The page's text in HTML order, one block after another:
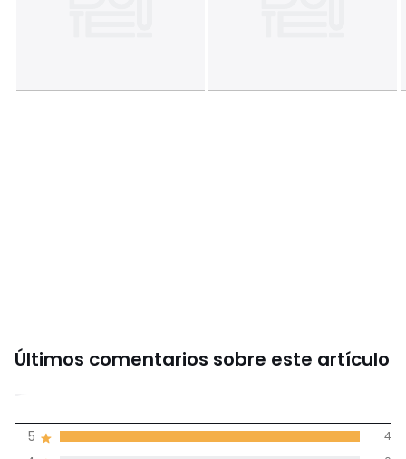
Últimos comentarios sobre este artículo
5
(4)
5 4